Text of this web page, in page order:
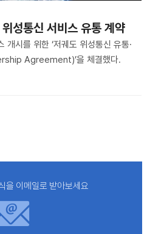
성통신 서비스 유통 계약
개시를 위한 ‘저궤도 위성통신 유통·
Agreement)’을 체결했다.
을 이메일로 받아보세요